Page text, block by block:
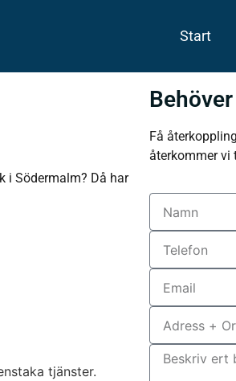
Start
i Södermalm? Då har
tjänster.
Få
återkommer vi